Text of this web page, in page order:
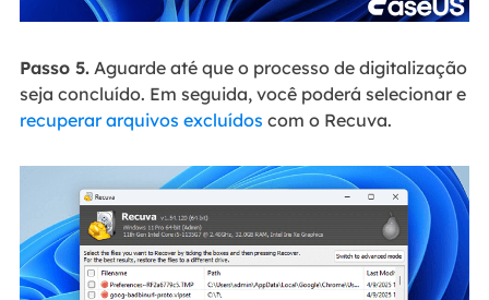
Passo 5.Aguarde até que o processo de digitalização
seja concluído. Em seguida, você poderá selecionar e
recuperar arquivos excluídos com o Recuva.